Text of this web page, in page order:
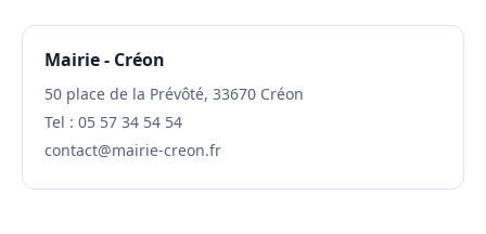
Mairie - Créon
50 place de la Prévôté, 33670 Créon
Tel : 05 57 34 54 54
contact@mairie-creon.fr